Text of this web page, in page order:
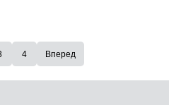
4 Вперед